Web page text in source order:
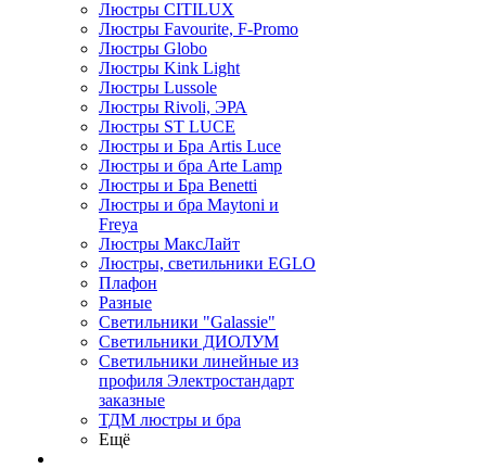
Люстры CITILUX
Люстры Favourite, F-Promo
Люстры Globo
Люстры Kink Light
Люстры Lussole
Люстры Rivoli, ЭРА
Люстры ST LUCE
Люстры и Бра Artis Luce
Люстры и бра Arte Lamp
Люстры и Бра Benetti
Люстры и бра Maytoni и
Freya
Люстры МаксЛайт
Люстры, светильники EGLO
Плафон
Разные
Светильники "Galassie"
Светильники ДИОЛУМ
Светильники линейные из
профиля Электростандарт
заказные
ТДМ люстры и бра
Ещё